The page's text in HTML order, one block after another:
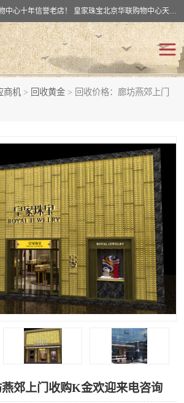
北京华联BHG mall集团购物中心十年信誉老店！ 皇家珠宝北京华联购物中心天时名苑店竭诚欢迎您。 北京市通州区（八通线）通州北苑地铁华联购物中心一层皇家珠宝 北京皇家珠宝通州黄金回收黄金首饰加工店（八通线: 通州北苑地铁华联店）：通州区通州北苑地铁华联购物中心一层皇家珠宝。
商机 > 回收黄金 > 回收价格：廊坊燕郊上门
郊上门收购K金欢迎来电咨询